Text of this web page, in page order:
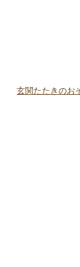
玄関たたきのお